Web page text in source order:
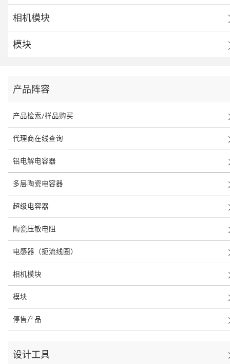
相机模块
模块
产品阵容
产品检索/样品购买
代理商在线查询
铝电解电容器
多层陶瓷电容器
超级电容器
陶瓷压敏电阻
电感器（扼流线圈）
相机模块
模块
停售产品
设计工具